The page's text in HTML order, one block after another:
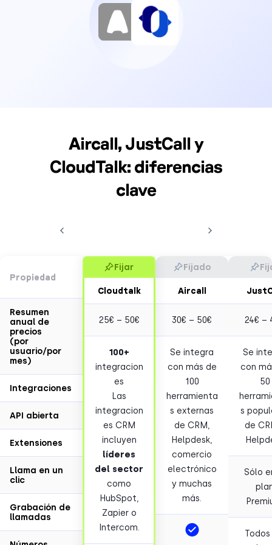
Aircall, JustCall y
CloudTalk: diferencias
clave
Propiedad
Resumen
anual de
precios
(por
usuario/por
mes)
Integraciones
API abierta
Extensiones
Llama en un
clic
Grabación de
llamadas
Fijar
Cloudtalk
25€ – 50€
100+
integracion
es
Las
integracion
es CRM
incluyen
líderes
del sector
como
HubSpot,
Zapier o
Intercom.
Fijado
Aircall
30€ – 50€
Se integra
con más de
100
herramienta
s externas
de CRM,
Helpdesk,
comercio
electrónico
y muchas
más.
24€ –
Se
con
50
s
de
Sólo